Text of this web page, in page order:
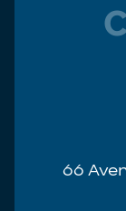
66